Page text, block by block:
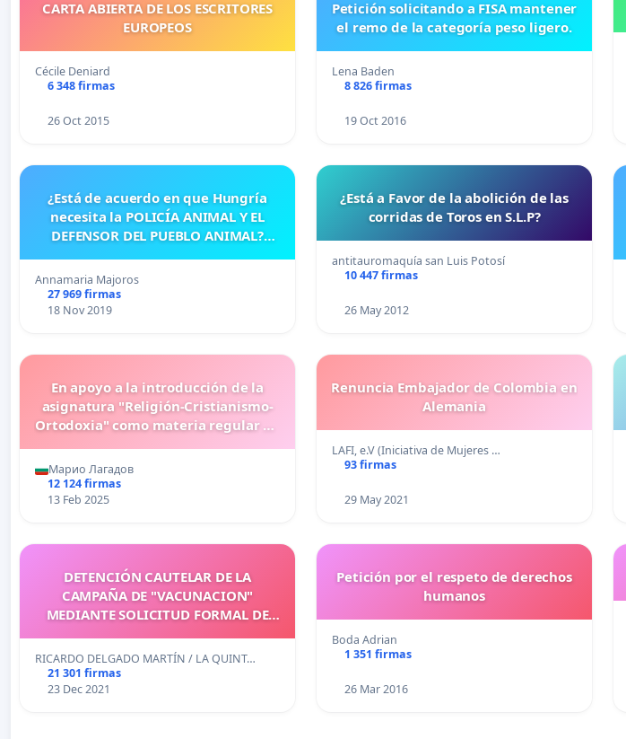
CARTA ABIERTA DE LOS ESCRITORES
EUROPEOS
Cécile Deniard
6 348 firmas
26 Oct 2015
Petición solicitando a FISA mantener
el remo de la categoría peso ligero.
Lena Baden
8 826 firmas
19 Oct 2016
¿Está de acuerdo en que Hungría
necesita la POLICÍA ANIMAL Y EL
DEFENSOR DEL PUEBLO ANIMAL?
Annamaria Majoros
27 969 firmas
18 Nov 2019
¿Está a Favor de la abolición de las
corridas de Toros en S.L.P?
antitauromaquía san Luis Potosí
10 447 firmas
26 May 2012
En apoyo a la introducción de la
asignatura "Religión-Cristianismo-
Ortodoxia" como materia regular en
Марио Лагадов
12 124 firmas
13 Feb 2025
Renuncia Embajador de Colombia en
Alemania
LAFI, e.V (Iniciativa de Mujeres …
93 firmas
29 May 2021
DETENCIÓN CAUTELAR DE LA
CAMPAÑA DE "VACUNACION"
MEDIANTE SOLICITUD FORMAL DE
EJÉRCITO ESPAÑOL
RICARDO DELGADO MARTÍN / LA QUINT…
21 301 firmas
23 Dec 2021
Petición por el respeto de derechos
humanos
Boda Adrian
1 351 firmas
26 Mar 2016